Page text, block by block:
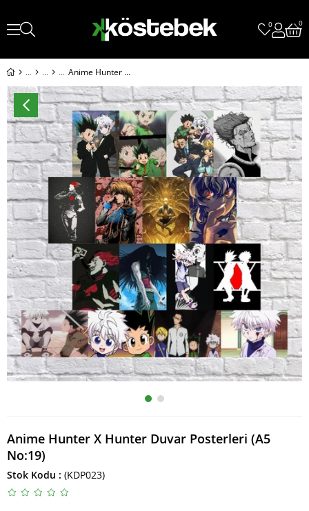
0 0
Anime Hunter X Hunter Duvar Posterleri (A5 No:19)
Anime Hunter X Hunter Duvar Posterleri (A5
No:19)
Stok Kodu (KDP023)